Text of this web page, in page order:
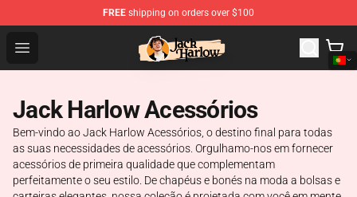
FREE shipping on orders over $100
Open menu
Jack Harlow Shop - Official Jack Harlow Merchandise
Jack Harlow Acessórios
Bem-vindo ao Jack Harlow Acessórios, o destino final para todas
as suas necessidades de acessórios. Orgulhamo-nos em fornecer
acessórios de primeira qualidade que complementam
perfeitamente o seu estilo. De chapéus e bonés na moda a bolsas e